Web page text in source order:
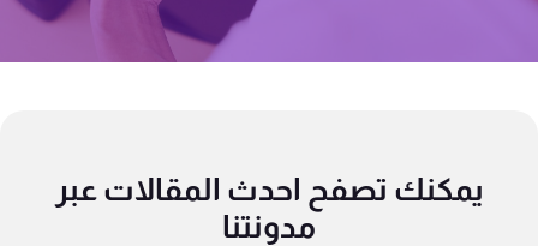
يمكنك تصفح احدث المقالات عبر
مدونتنا